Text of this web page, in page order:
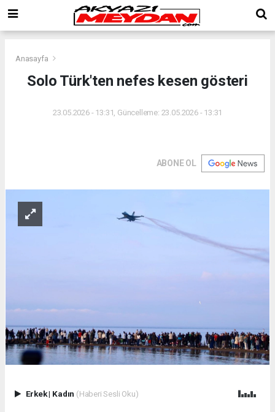
Anasayfa
Solo Türk'ten nefes kesen gösteri
23.05.2026 - 13:31, Güncelleme: 23.05.2026 - 13:31
ABONE OL
Erkek| Kadın (Haberi Sesli Oku)